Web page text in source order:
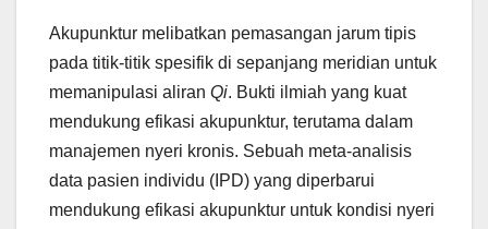
Akupunktur melibatkan pemasangan jarum tipis
pada titik-titik spesifik di sepanjang meridian untuk
memanipulasi aliran Qi. Bukti ilmiah yang kuat
mendukung efikasi akupunktur, terutama dalam
manajemen nyeri kronis. Sebuah meta-analisis
data pasien individu (IPD) yang diperbarui
mendukung efikasi akupunktur untuk kondisi nyeri